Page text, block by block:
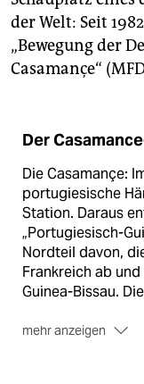
der Welt: Seit
„Bewegung der
Casamançe“
Der
Die Casamançe:
portugiesische
Station. Daraus
„Portugiesisch-
Nordteil davon,
Frankreich ab
Guinea-Bissau.
mehr anzeigen